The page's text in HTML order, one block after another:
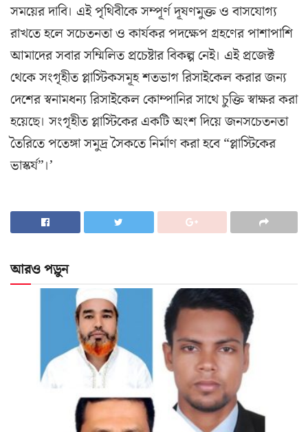
সময়ের দাবি। এই পৃথিবীকে সম্পূর্ণ দূষণমুক্ত ও বাসযোগ্য
রাখতে হলে সচেতনতা ও কার্যকর পদক্ষেপ গ্রহণের পাশাপাশি
আমাদের সবার সম্মিলিত প্রচেষ্টার বিকল্প নেই। এই প্রজেক্ট
থেকে সংগৃহীত প্লাস্টিকসমূহ শতভাগ রিসাইকেল করার জন্য
দেশের স্বনামধন্য রিসাইকেল কোম্পানির সাথে চুক্তি স্বাক্ষর করা
হয়েছে। সংগৃহীত প্লাস্টিকের একটি অংশ দিয়ে জনসচেতনতা
তৈরিতে পতেঙ্গা সমুদ্র সৈকতে নির্মাণ করা হবে “প্লাস্টিকের
ভাস্কর্য”।’
আরও পড়ুন